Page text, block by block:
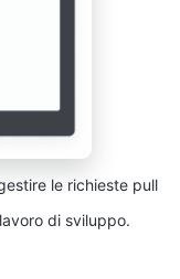
le richieste pull
di sviluppo.